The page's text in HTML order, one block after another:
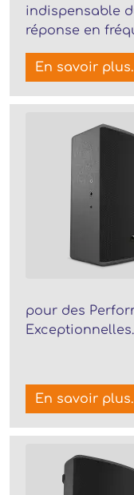
indispensable
réponse en
En savoir
pour des
Exceptionnelles.
En savoir